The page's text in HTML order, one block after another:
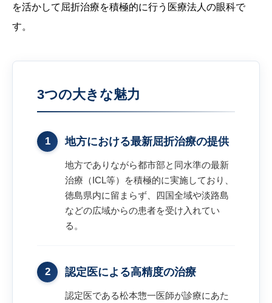
を活かして屈折治療を積極的に行う医療法人の眼科で
す。
3つの大きな魅力
1 地方における最新屈折治療の提供
地方でありながら都市部と同水準の最新
治療（ICL等）を積極的に実施しており、
徳島県内に留まらず、四国全域や淡路島
などの広域からの患者を受け入れてい
る。
2 認定医による高精度の治療
認定医である松本惣一医師が診療にあた